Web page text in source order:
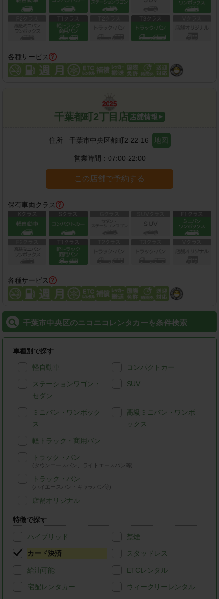
各種サービス
千葉都町2丁目店
住所： 千葉市中央区都町2-22-16 地図
営業時間： 07:00-22:00
この店舗で予約する
保有車両クラス
各種サービス
千葉市中央区のニコニコレンタカーを条件検索
車種別で探す
軽自動車 コンパクトカー
ステーションワゴン・
セダン
SUV
ミニバン・ワンボック
ス
高級ミニバン・ワンボ
ックス
軽トラック・商用バン
トラック・バン
(タウンエースバン、ライトエースバン等)
トラック・バン
(ハイエースバン・キャラバン等)
店舗オリジナル
特徴で探す
ハイブリッド 禁煙
カード決済 スタッドレス
給油可能 ETCレンタル
宅配レンタカー ウィークリーレンタル